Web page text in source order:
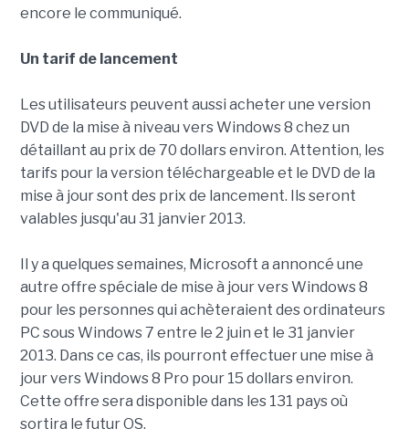
encore le communiqué.
Un tarif de lancement
Les utilisateurs peuvent aussi acheter une version
DVD de la mise à niveau vers Windows 8 chez un
détaillant au prix de 70 dollars environ. Attention, les
tarifs pour la version téléchargeable et le DVD de la
mise à jour sont des prix de lancement. Ils seront
valables jusqu'au 31 janvier 2013.
Il y a quelques semaines, Microsoft a annoncé une
autre offre spéciale de mise à jour vers Windows 8
pour les personnes qui achèteraient des ordinateurs
PC sous Windows 7 entre le 2 juin et le 31 janvier
2013. Dans ce cas, ils pourront effectuer une mise à
jour vers Windows 8 Pro pour 15 dollars environ.
Cette offre sera disponible dans les 131 pays où
sortira le futur OS.